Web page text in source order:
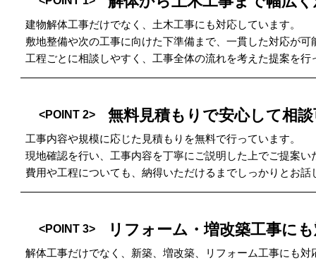
建物解体工事だけでなく、土木工事にも対応しています。
敷地整備や次の工事に向けた下準備まで、一貫した対応が可
工程ごとに相談しやすく、工事全体の流れを考えた提案を行
<POINT 2> 無料見積もりで安心して相
工事内容や規模に応じた見積もりを無料で行っています。
現地確認を行い、工事内容を丁寧にご説明した上でご提案い
費用や工程についても、納得いただけるまでしっかりとお話
<POINT 3> リフォーム・増改築工事に
解体工事だけでなく、新築、増改築、リフォーム工事にも対